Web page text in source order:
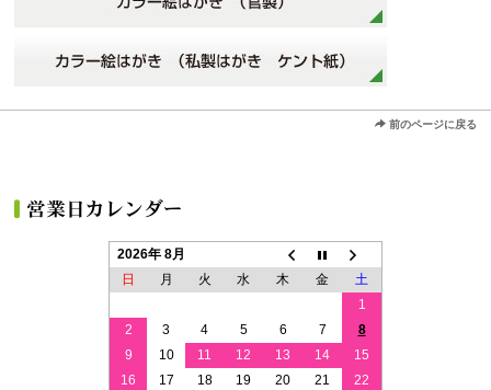
前のページに戻る
2026年 8月
日
月 火 水 木 金
土
1
2
3 4 5 6 7
8
9
10 11 12 13 14
15
16
17 18 19 20 21
22